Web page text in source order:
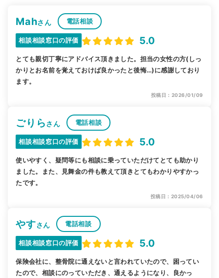
Mahさん 電話相談
相談相談窓口の評価 5.0
とても親切丁寧にアドバイス頂きました。担当の女性の方(しっ
かりとお名前を覚えておけば良かったと後悔…)に感謝しており
ます。
投稿日：2026/01/09
ごりらさん 電話相談
相談相談窓口の評価 5.0
使いやすく、疑問等にも相談に乗っていただけてとても助かり
ました。また、見舞金の件も教えて頂きとてもわかりやすかっ
たです。
投稿日：2025/04/06
やすさん 電話相談
相談相談窓口の評価 5.0
保険会社に、整骨院に通えないと言われていたので、困ってい
たので、相談にのっていただき、通えるようになり、良かっ